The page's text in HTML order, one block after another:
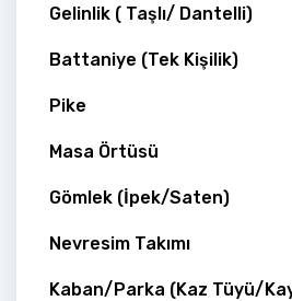
Gelinlik ( Taşlı/ Dantelli)
Battaniye (Tek Kişilik)
Pike
Masa Örtüsü
Gömlek (İpek/Saten)
Nevresim Takımı
Kaban/Parka (Kaz Tüyü/